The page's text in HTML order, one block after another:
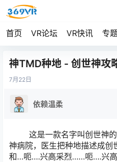
首页 VR论坛 VR快讯 专
神TMD种地 - 创世神攻
7月 22日
依赖温柔
这是一款名字叫创世神的
神病院，医生把种地描述成创
和…呃….兴高采烈……呃….兴高